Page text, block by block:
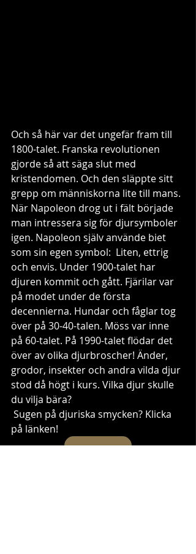
Och så här var det ungefär fram till
1800-talet. Franska revolutionen
gjorde så att säga slut med
kristendomen. Och den släppte sitt
grepp om människorna lite till mans.
När Napoleon drog ut i fält började
man intressera sig för djursymboler
igen. Napoleon själv använde biet
som sin egen symbol:  Liten, ettrig
och envis. Under 1900-talet har
djuren kommit och gått. Fjärilar var
på modet under de första
decennierna. Hundar och fåglar tog
över på 30-40-talen. Möss var inne
på 60-talet. På 1990-talet flödar det
över av olika djurbroscher! Änder,
grodor, insekter och andra vilda djur
stod då högt i kurs. Vilka djur skulle
du vilja bära?
på länken!